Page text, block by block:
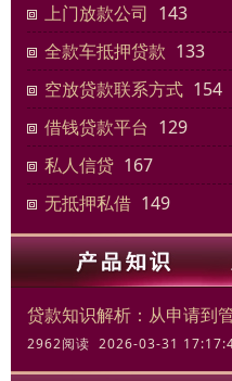
上门放款公司 143
全款车抵押贷款 133
空放贷款联系方式 154
借钱贷款平台 129
私人信贷 167
无抵押私借 149
贷款知识解析：从申请到
2962阅读 2026-03-31